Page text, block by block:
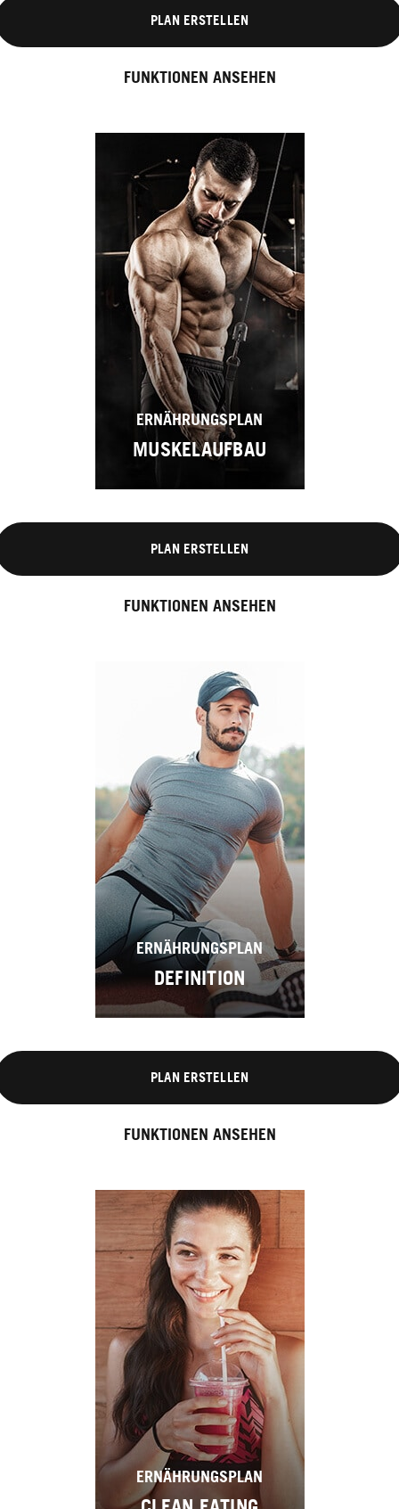
PLAN ERSTELLEN
FUNKTIONEN ANSEHEN
ERNÄHRUNGSPLAN
MUSKELAUFBAU
PLAN ERSTELLEN
FUNKTIONEN ANSEHEN
ERNÄHRUNGSPLAN
DEFINITION
PLAN ERSTELLEN
FUNKTIONEN ANSEHEN
ERNÄHRUNGSPLAN